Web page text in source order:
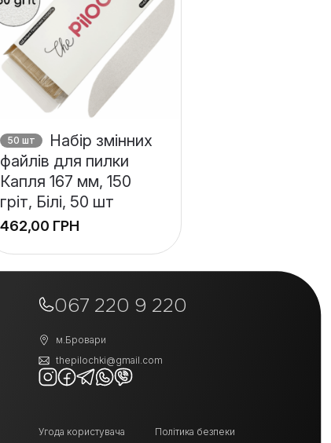
50 шт
Набір змінних
файлів для пилки
Капля 167 мм, 150
гріт, Білі, 50 шт
ГРН
067 220 9 220
м.Бровари
thepilochki@gmail.com
Угода користувача Політика безпеки